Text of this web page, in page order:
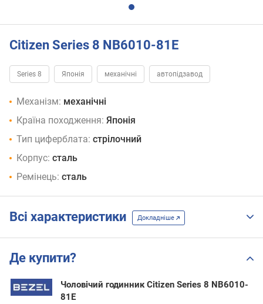
Citizen Series 8 NB6010-81E
Series 8 Японія механічні автопідзавод
Механізм: механічні
Країна походження: Японія
Тип циферблата: стрілочний
Корпус: сталь
Ремінець: сталь
Всі характеристики Докладніше
Де купити?
Чоловічий годинник Citizen Series 8 NB6010-
81E